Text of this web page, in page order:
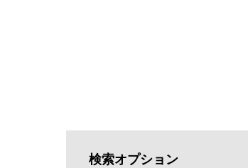
検索オプション